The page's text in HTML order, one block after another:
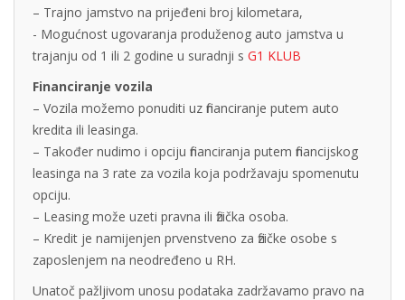
– Trajno jamstvo na prijeđeni broj kilometara,
- Mogućnost ugovaranja produženog auto jamstva u
trajanju od 1 ili 2 godine u suradnji s G1 KLUB
Financiranje vozila
– Vozila možemo ponuditi uz financiranje putem auto
kredita ili leasinga.
– Također nudimo i opciju financiranja putem financijskog
leasinga na 3 rate za vozila koja podržavaju spomenutu
opciju.
– Leasing može uzeti pravna ili fizička osoba.
– Kredit je namijenjen prvenstveno za fizičke osobe s
zaposlenjem na neodređeno u RH.
Unatoč pažljivom unosu podataka zadržavamo pravo na